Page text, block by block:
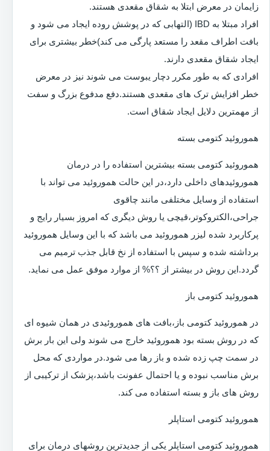
زایمان در معرض ابتلا به شقاق مقعدی هستند.
افراد مبتلا به IBD (التهابی که در پوشش روده ایجاد می شود و
بافت اطراف مقعد را مستعد پارگی می کند)خطر بیشتری برای
ایجاد شقاق مقعدی دارند.
افرادی که به طور مکرر دچار یبوست می شوند نیز در معرض
خطر افزایش ترک های مقعدی هستند.دفع مدفوع بزرگ و سفت
از مهمترین دلایل ایجاد شقاق است.
هموروئید کتومی بسته
هموروئید کتومی بسته بیشترین استفاده را در درمان
هموروئیدهای داخلی دارد،در این حالت هموروئید می تواند با
استفاده از وسایل مختلفی مانند چاقوی
جراحی،الکتروکوتر،قیچی یا روش دیگری که امروز بسیار رایج و
پرکاربرد شده لیزر هموروئید می باشد که با این وسایل هموروئید
برداشته شده و سپس با استفاده از نخ قابل جذب ترمیم می
گردد.این روش در بیشتر از ؟؟% از موارد موفق عمل می نماید.
هموروئید کتومی باز
در هموروئید کتومی باز،بافت های هموروئیدی در همان شیوه ای
که در روش بسته بود هموروئید خارج می شوند ولی این بار برش
در سمت چپ زده شده و باز رها می شود.در مواردی که محل
برش مناسب نبوده و یا احتمال عفونت باشد،پزشک از ترکیبی از
روش های باز و بسته استفاده می کند.
هموروئید کتومی استاپلر
هموروئید کتومی استاپلر یکی از جدیدترین روشهای درمان برای